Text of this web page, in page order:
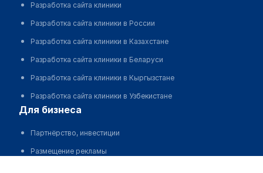
Разработка сайта клиники
Разработка сайта клиники в России
Разработка сайта клиники в Казахстане
Разработка сайта клиники в Беларуси
Разработка сайта клиники в Кыргызстане
Разработка сайта клиники в Узбекистане
для бизнеса
Партнёрство, инвестиции
Размещение рекламы